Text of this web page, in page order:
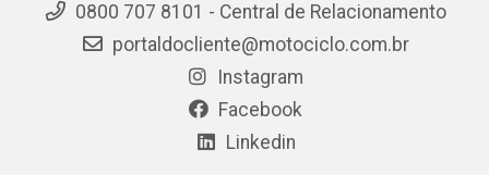
0800 707 8101 - Central de Relacionamento
portaldocliente@motociclo.com.br
Instagram
Facebook
Linkedin